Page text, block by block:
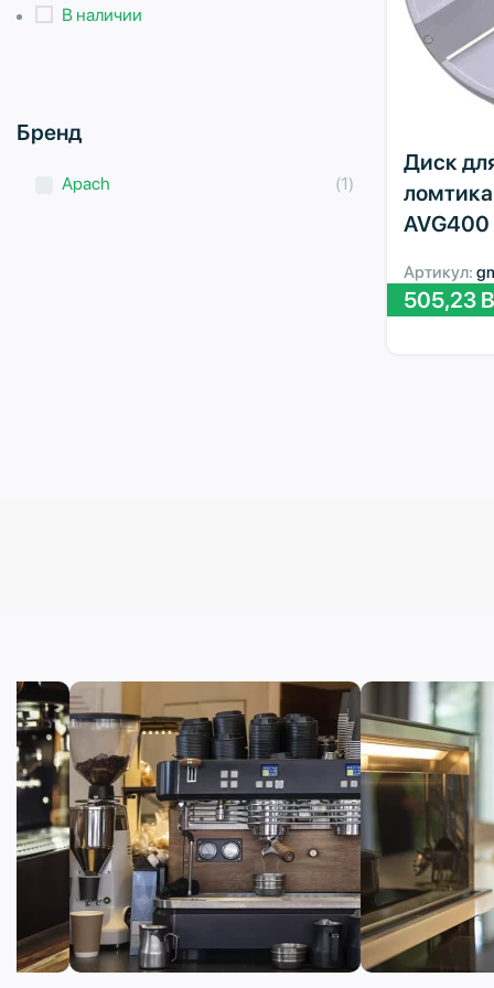
В наличии
Бренд
Apach (1)
Диск
AVG400
Артикул:
505,23